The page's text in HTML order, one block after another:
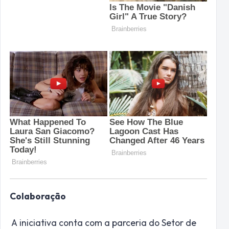
Colaboração
A iniciativa conta com a parceria do Setor de